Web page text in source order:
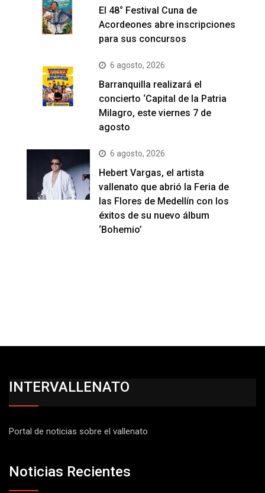
El 48° Festival Cuna de
Acordeones abre inscripciones
para sus concursos
6 agosto, 2026
Barranquilla realizará el
concierto ‘Capital de la Patria
Milagro, este viernes 7 de
agosto
6 agosto, 2026
Hebert Vargas, el artista
vallenato que abrió la Feria de
las Flores de Medellín con los
éxitos de su nuevo álbum
‘Bohemio’
INTERVALLENATO
Portal de noticias sobre el vallenato
Noticias Recientes